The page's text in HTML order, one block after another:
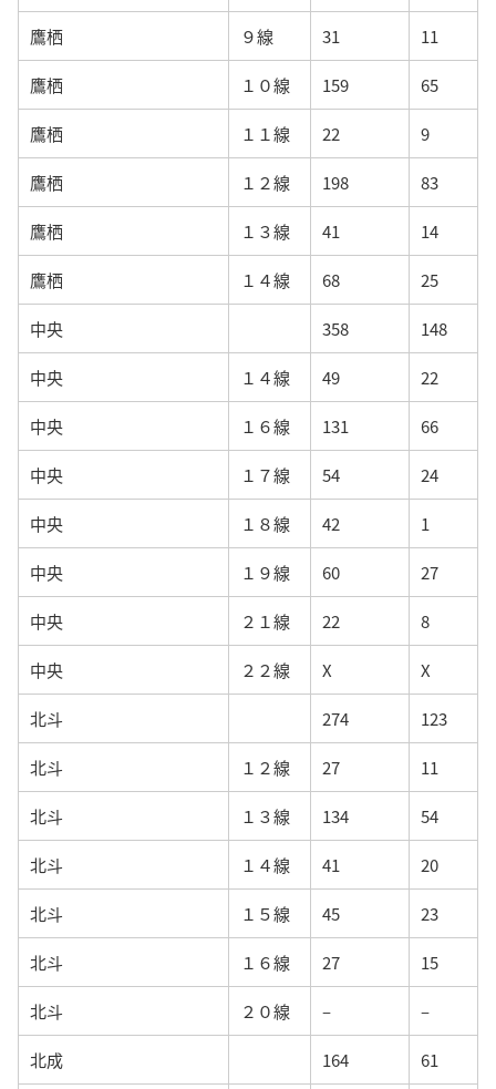
鷹栖 ９線 31 11
鷹栖 １０線 159 65
鷹栖 １１線 22 9
鷹栖 １２線 198 83
鷹栖 １３線 41 14
鷹栖 １４線 68 25
中央 358 148
中央 １４線 49 22
中央 １６線 131 66
中央 １７線 54 24
中央 １８線 42 1
中央 １９線 60 27
中央 ２１線 22 8
中央 ２２線 X X
北斗 274 123
北斗 １２線 27 11
北斗 １３線 134 54
北斗 １４線 41 20
北斗 １５線 45 23
北斗 １６線 27 15
北斗 ２０線 – –
北成 164 61